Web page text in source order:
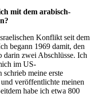
mit dem arabisch-
Konflikt seit dem
begann 1969 damit, den
darin zwei Abschlüsse. Ich
im US-
meine erste
veröffentlichte meinen
habe ich etwa 800